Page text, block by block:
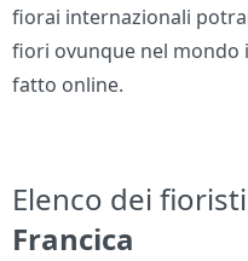
fiorai internazionali
fiori ovunque nel mondo
fatto online.
Elenco dei
Francica